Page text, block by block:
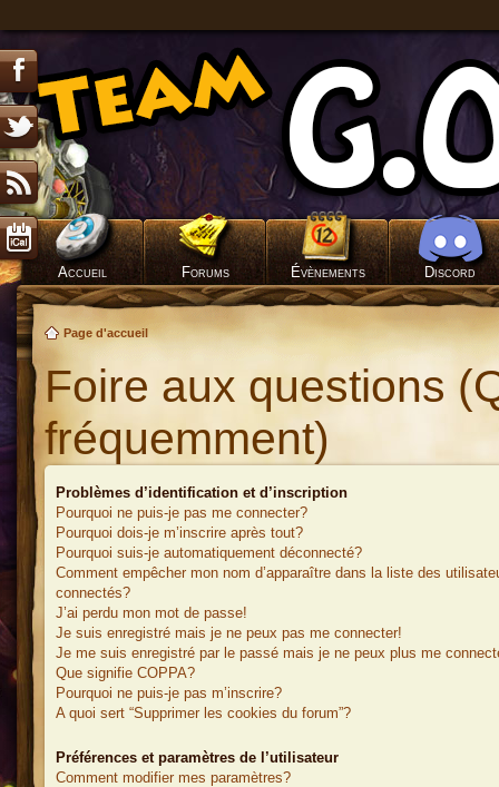
Accueil Forums Évènements Discord
Page d'accueil
Foire aux questions
fréquemment)
Problèmes d’identification et d’inscription
Pourquoi ne puis-je pas me connecter?
Pourquoi dois-je m’inscrire après tout?
Pourquoi suis-je automatiquement déconnecté?
Comment empêcher mon nom d’apparaître dans la liste des
connectés?
J’ai perdu mon mot de passe!
Je suis enregistré mais je ne peux pas me connecter!
Je me suis enregistré par le passé mais je ne peux plus me
Que signifie COPPA?
Pourquoi ne puis-je pas m’inscrire?
A quoi sert “Supprimer les cookies du forum”?
Préférences et paramètres de l’utilisateur
Comment modifier mes paramètres?